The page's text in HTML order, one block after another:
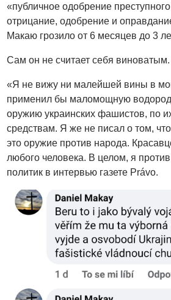
«публичное одобрение
отрицание, одобрение и
Макаю грозило от 6 месяцев до 3
Сам он не считает себя виноватым.
«Я не вижу ни малейшей вины в
применил бы маломощную
оружию украинских фашистов, по
средствам. Я же не писал о том,
это оружие против народа.
любого человека. В целом, я
политик в интервью газете Právo.